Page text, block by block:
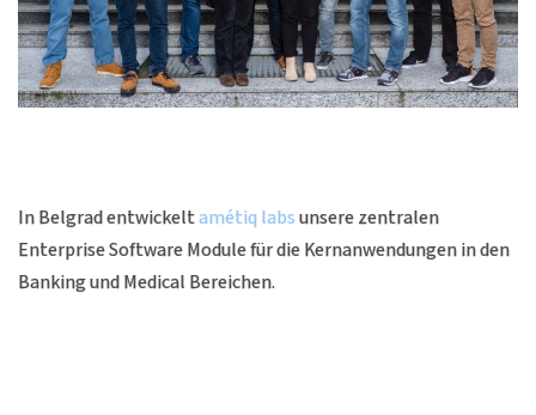
In Belgrad entwickeltamétiq labsunsere zentralen
Enterprise Software Module für die Kernanwendungen in den
Banking und Medical Bereichen.